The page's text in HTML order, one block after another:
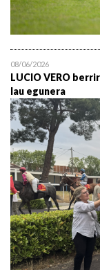
08/06/2026
LUCIO VERO
lau egunera